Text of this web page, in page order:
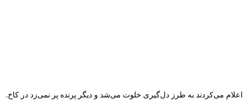
می‌کردند به طرز دل‌گیری خلوت می‌شد و دیگر پرنده پر نمی‌زد در کاخ.